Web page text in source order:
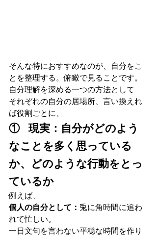
そんな特におすすめなのが、自分をこ
とを整理する。俯瞰で見ることです。
自分理解を深める一つの方法として
それぞれの自分の居場所、言い換えれ
ば役割ごとに、
①   現実：自分がどのよう
なことを多く思っている
か、どのような行動をとっ
ているか
例えば、
個人の自分として： 兎に角時間に追わ
れて忙しい。
一日文句を言わない平穏な時間を作り